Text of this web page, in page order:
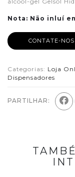
Nota: Não inluí
CONTATE-NOS
Categorias: Loja
Dispensadores
PARTILHAR: